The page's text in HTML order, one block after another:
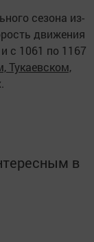
сезона из-
движения
с 1061 по 1167
Тукаевском,
в